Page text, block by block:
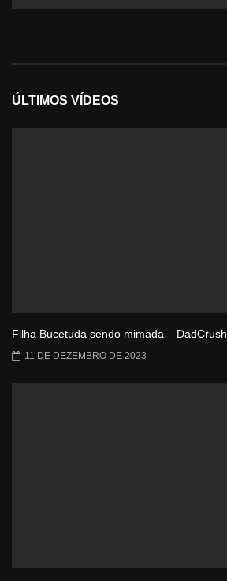
ÚLTIMOS VÍDEOS
Filha Bucetuda sendo mimada – DadCrush
11 DE DEZEMBRO DE 2023